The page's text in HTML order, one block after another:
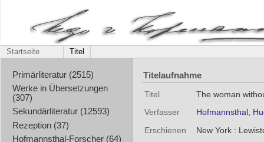
Startseite Titel
Primärliteratur (2515)
Werke in Übersetzungen
(307)
Sekundärliteratur (12593)
Rezeption (37)
Hofmannsthal-Forscher (64)
Titelaufnahme
Titel
The woman
Verfasser
Hofmannsthal,
Erschienen
New York :